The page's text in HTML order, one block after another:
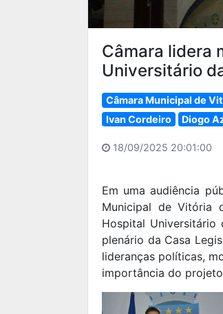
Câmara lidera
Universitário
Câmara Municipal de
Ivan Cordeiro
Diogo
18/09/2025 20:01:00
Em uma audiência
Municipal de Vitória
Hospital Universitário
plenário da Casa
lideranças políticas,
importância do